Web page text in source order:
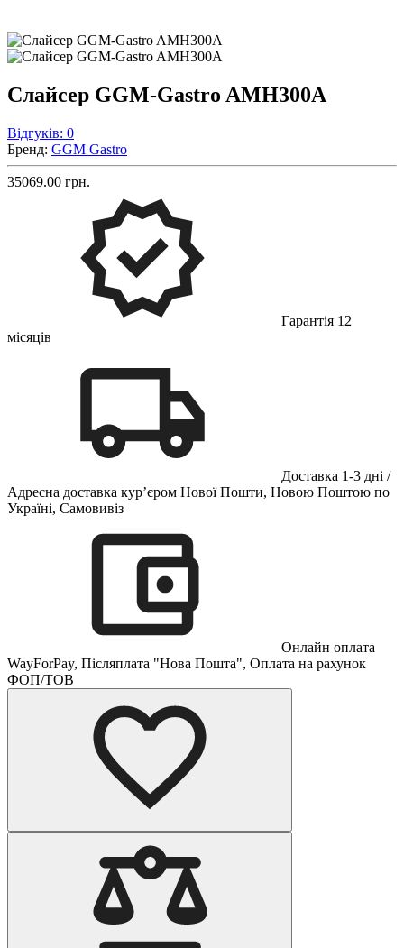
Слайсер GGM-Gastro AMH300A
Відгуків: 0
Бренд: GGM Gastro
35069.00 грн.
Гарантія 12
місяців
Доставка 1-3 дні /
Адресна доставка кур’єром Нової Пошти, Новою Поштою по
Україні, Самовивіз
Онлайн оплата
WayForPay, Післяплата "Нова Пошта", Оплата на рахунок
ФОП/ТОВ